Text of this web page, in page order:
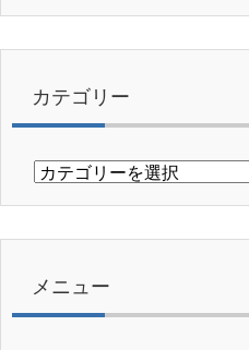
カテゴリー
カ
リ
メニュー